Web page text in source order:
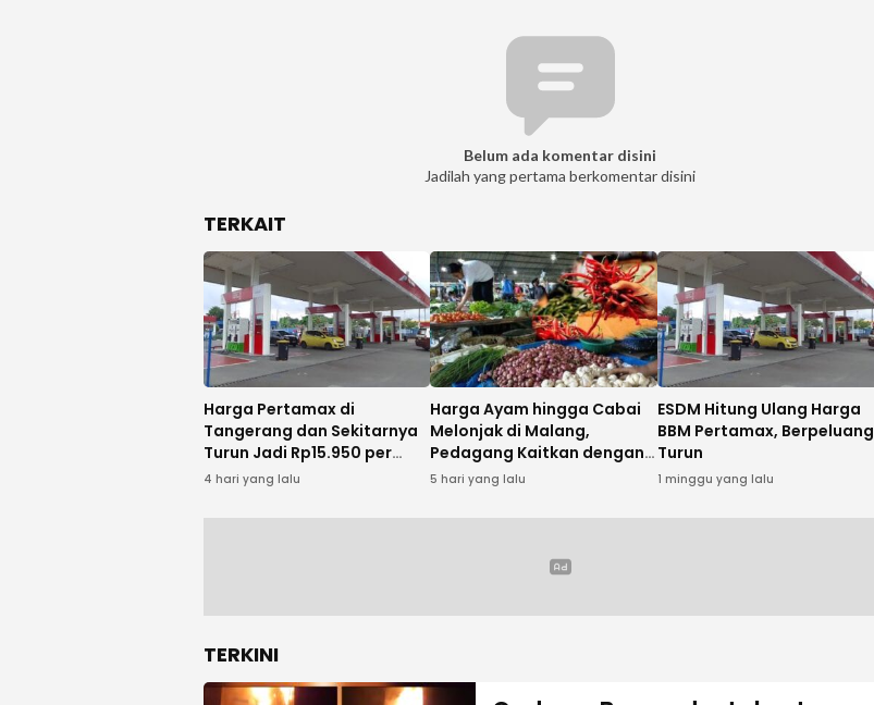
Belum ada komentar disini
Jadilah yang pertama berkomentar disini
TERKAIT
Harga Pertamax di
Tangerang dan Sekitarnya
Turun Jadi Rp15.950 per
Liter Mulai Agustus 2026
4 hari yang lalu
Harga Ayam hingga Cabai
Melonjak di Malang,
Pedagang Kaitkan dengan
MBG dan Tahun Ajaran Baru
5 hari yang lalu
ESDM Hitung Ulang Harga
BBM Pertamax, Berpeluang
Turun
1 minggu yang lalu
TERKINI